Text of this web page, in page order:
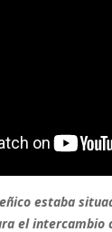
estaba
el intercambio